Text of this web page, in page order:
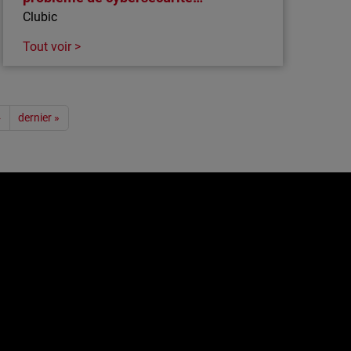
Clubic
Tout voir >
dernier »